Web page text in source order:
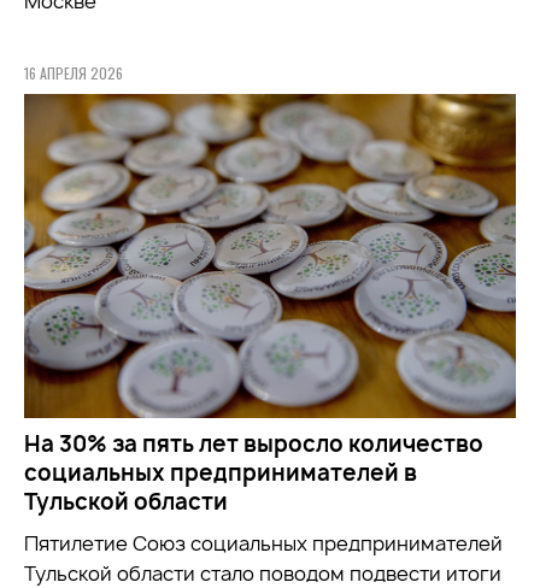
16 АПРЕЛЯ 2026
На 30% за пять лет выросло количество
социальных предпринимателей в
Тульской области
Пятилетие Союз социальных предпринимателей
Тульской области стало поводом подвести итоги